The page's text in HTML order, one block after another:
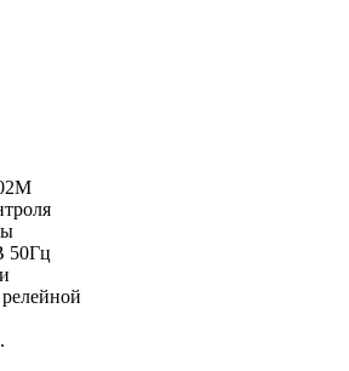
50Гц